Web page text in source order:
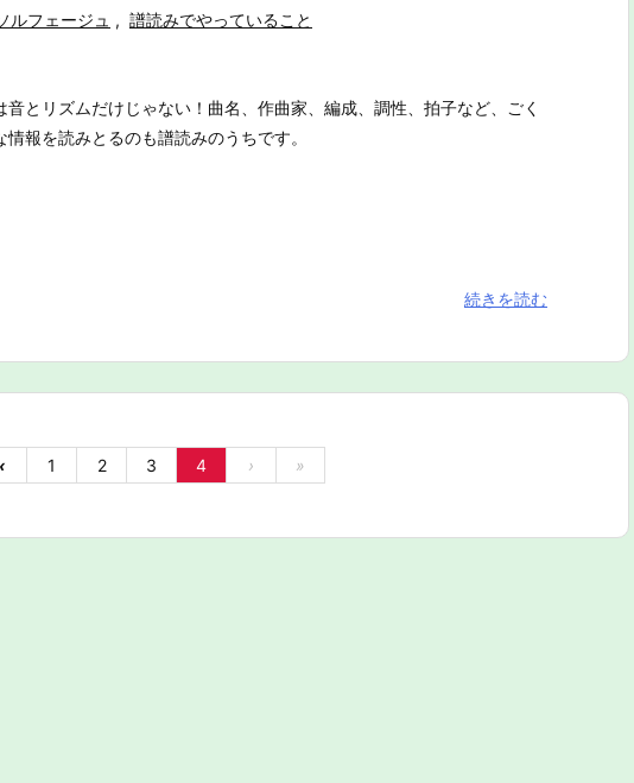
ルフェージュ , 譜読みでやっていること
音とリズムだけじゃない！曲名、作曲家、編成、調性、拍子など、ごく
情報を読みとるのも譜読みのうちです。
続きを読む
‹ 1 2 3 4 › »